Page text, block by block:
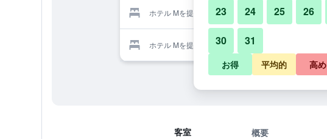
ホテル Mを提供する予約サイト
ホテル Mを提供する予約サイト
客室 概要
23 24 25 26
30 31
お得 平均的 高め